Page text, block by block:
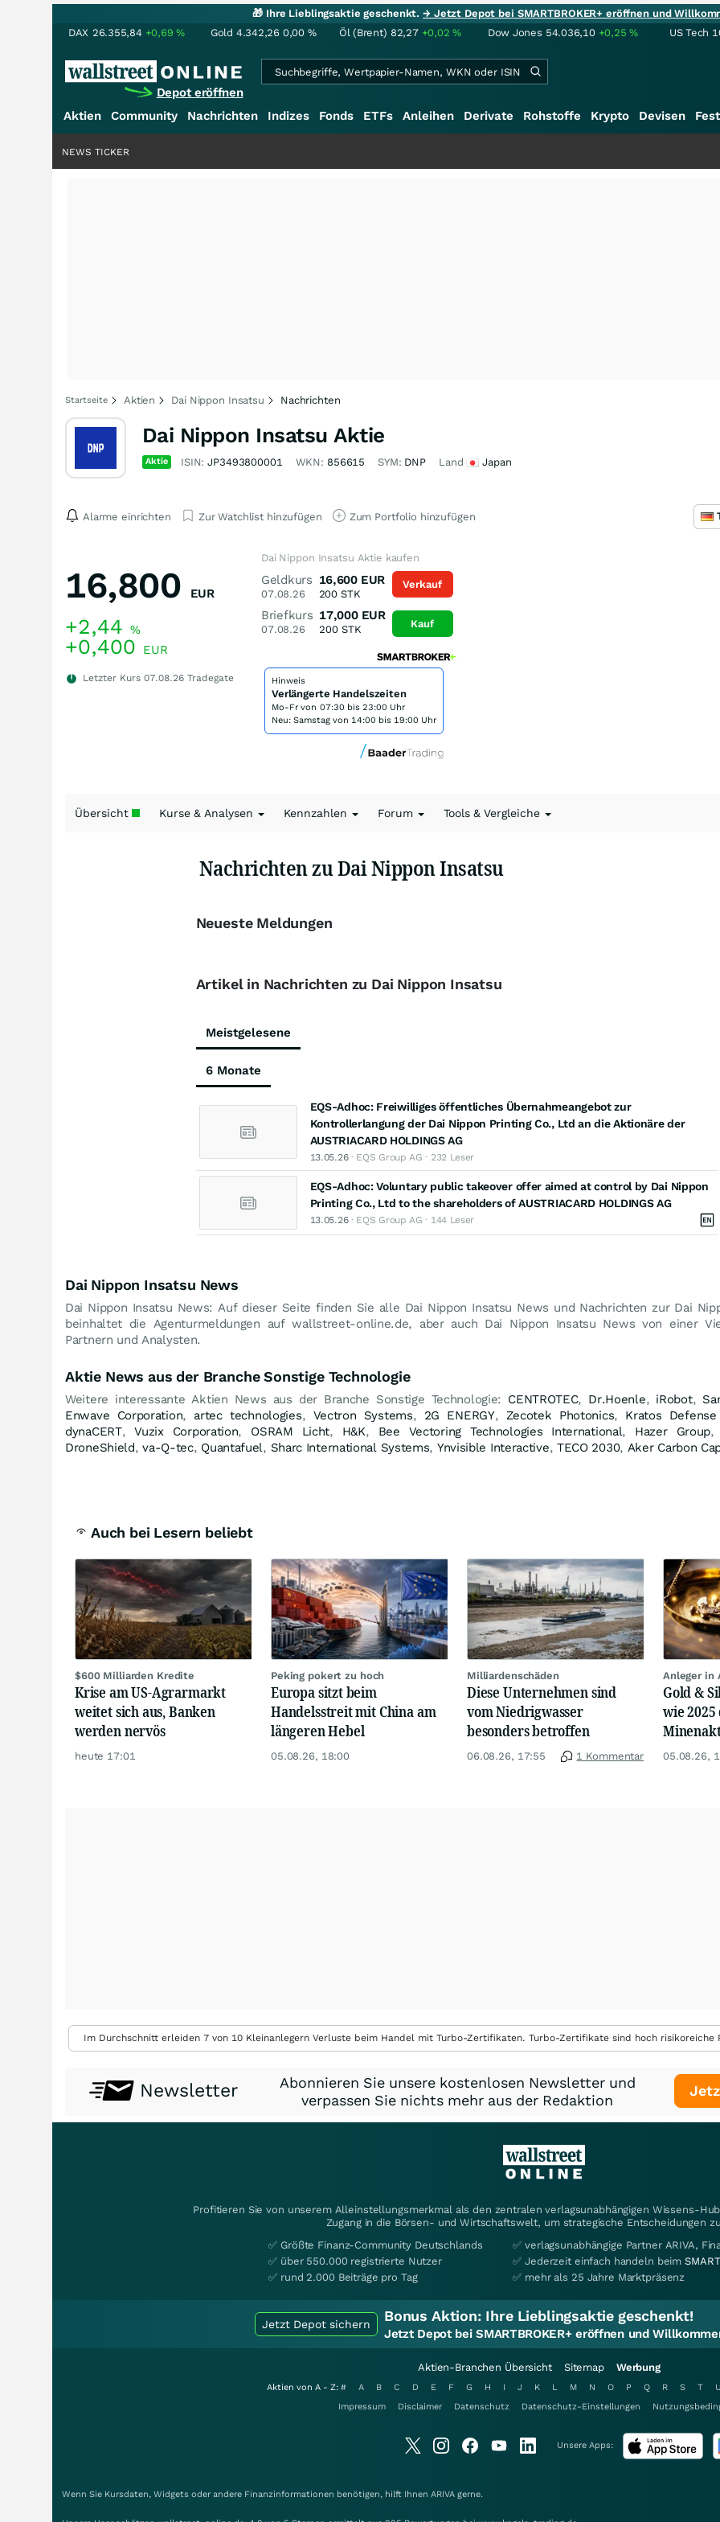
🎁 Ihre Lieblingsaktie geschenkt.→ Jetzt Depot bei SMARTBROKER+ eröffnen und
DAX 26.355,84 +0,69% Gold 4.342,26 0,00 % Öl (Brent) 82,27 +0,02% Dow Jones 54.036,10 +0,25% US Tech
Depot eröffnen
Aktien Community Nachrichten Indizes Fonds ETFs Anleihen Derivate Rohstoffe Krypto Devisen
NEWS TICKER
Startseite Aktien Dai Nippon Insatsu Nachrichten
Dai Nippon Insatsu Aktie
Aktie ISIN:JP3493800001 WKN: 856615 SYM: DNP Land Japan
Alarme einrichten Zur Watchlist hinzufügen Zum Portfolio hinzufügen
16,800 EUR
+2,44 %
+0,400 EUR
Letzter Kurs 07.08.26 Tradegate
Dai Nippon Insatsu Aktie kaufen
Geldkurs
07.08.26
16,600 EUR
200 STK
Briefkurs
07.08.26
17,000 EUR
200STK
Verkauf
Kauf
Hinweis
Verlängerte Handelszeiten
Mo-Fr von 07:30 bis 23:00 Uhr
Neu: Samstag von 14:00 bis 19:00 Uhr
Übersicht Kurse & Analysen Kennzahlen Forum Tools & Vergleiche
Nachrichten zu Dai Nippon Insatsu
Neueste Meldungen
Artikel in Nachrichten zu Dai Nippon Insatsu
Meistgelesene
6 Monate
EQS-Adhoc: Freiwilliges öffentliches Übernahmeangebot zur
Kontrollerlangung der Dai Nippon Printing Co., Ltd an die Aktionäre der
AUSTRIACARD HOLDINGS AG
13.05.26· EQS Group AG · 232 Leser
EQS-Adhoc: Voluntary public takeover offer aimed at control by Dai Nippon
Printing Co., Ltd to the shareholders of AUSTRIACARD HOLDINGS AG
13.05.26· EQS Group AG · 144 Leser
Dai Nippon Insatsu News
Dai Nippon Insatsu News: Auf dieser Seite finden Sie alle Dai Nippon Insatsu News und Nachrichten zur Dai
beinhaltet die Agenturmeldungen auf wallstreet-online.de, aber auch Dai Nippon Insatsu News von einer
Partnern und Analysten.
Aktie News aus der Branche Sonstige Technologie
Weitere interessante Aktien News aus der Branche Sonstige Technologie: CENTROTEC, Dr.Hoenle, iRobot,
Enwave Corporation, artec technologies, Vectron Systems, 2G ENERGY, Zecotek Photonics, Kratos
dynaCERT,Vuzix Corporation, OSRAM Licht, H&K, Bee Vectoring Technologies International, Hazer Group,
DroneShield,va-Q-tec, Quantafuel, Sharc International Systems, Ynvisible Interactive, TECO 2030, Aker Carbon
Auch bei Lesern beliebt
$600 Milliarden Kredite
Krise am US-Agrarmarkt
weitet sich aus, Banken
werden nervös
heute 17:01
Peking pokert zu hoch
Europa sitzt beim
Handelsstreit mit China am
längeren Hebel
05.08.26, 18:00
Milliardenschäden
Diese Unternehmen sind
vom Niedrigwasser
besonders betroffen
06.08.26, 17:55 1 Kommentar
Anleger in
Gold &
wie
05.08.26,
Im Durchschnitt erleiden 7 von 10 Kleinanlegern Verluste beim Handel mit Turbo-Zertifikaten. Turbo-Zertifikate sind hoch
Newsletter
Abonnieren Sie unsere kostenlosen Newsletter und
verpassen Sie nichts mehr aus der Redaktion
Profitieren Sie von unserem Alleinstellungsmerkmal als den zentralen verlagsunabhängigen Wissens-
Zugang in die Börsen- und Wirtschaftswelt, um strategische Entscheidungen
✅ Größte Finanz-Community Deutschlands
✅ über 550.000 registrierte Nutzer
✅ rund 2.000 Beiträge pro Tag
✅ verlagsunabhängige Partner ARIVA,
✅ Jederzeit einfach handeln beim
✅ mehr als 25 Jahre Marktpräsenz
Jetzt Depot sichern Bonus Aktion: Ihre Lieblingsaktie geschenkt!
Jetzt Depot bei SMARTBROKER+ eröffnen und
Aktien-Branchen Übersicht Sitemap Werbung
Aktien von A - Z: # A B C D E F G H I J K L M N O P Q R S T U
Impressum
Disclaimer Datenschutz Datenschutz-Einstellungen
Unsere Apps:
Wenn Sie Kursdaten, Widgets oder andere Finanzinformationen benötigen, hilft Ihnen ARIVA gerne.